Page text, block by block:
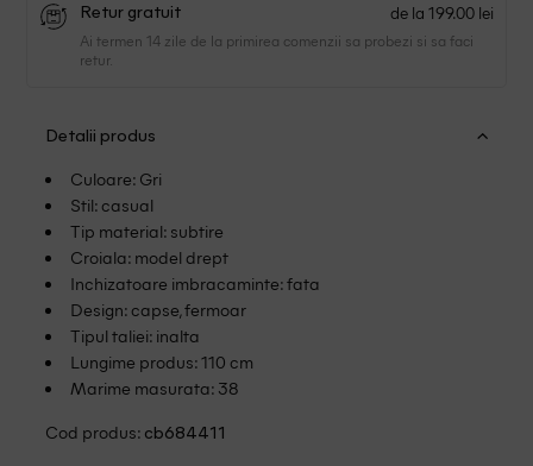
Retur gratuit de la 199.00 lei
Ai termen 14 zile de la primirea comenzii sa probezi si sa faci
retur.
Detalii produs
Culoare: Gri
Stil: casual
Tip material: subtire
Croiala: model drept
Inchizatoare imbracaminte: fata
Design: capse, fermoar
Tipul taliei: inalta
Lungime produs: 110 cm
Marime masurata: 38
Cod produs: cb684411